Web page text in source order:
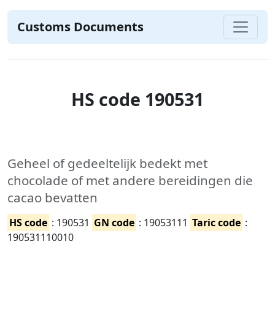
Customs Documents
HS code 190531
Geheel of gedeeltelijk bedekt met
chocolade of met andere bereidingen die
cacao bevatten
HS code : 190531 GN code : 19053111 Taric code :
190531110010